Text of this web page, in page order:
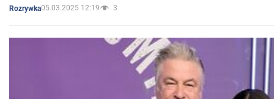
Rozrywka05.03.2025 12:19 3